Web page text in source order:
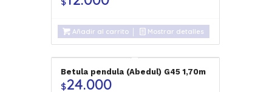
Añadir al carrito Mostrar detalles
Betula pendula (Abedul) G45 1,70m
$24.000